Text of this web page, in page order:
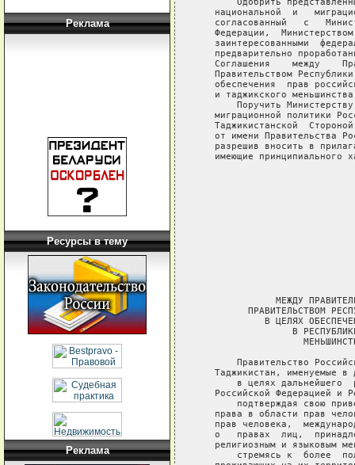
Реклама
Ресурсы в тему
Реклама